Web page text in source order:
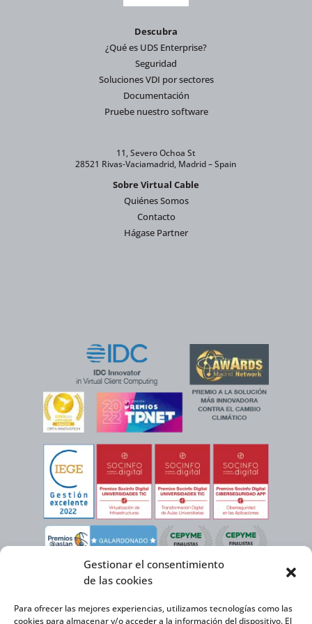
Gestionar el consentimiento
de las cookies
Para ofrecer las mejores experiencias, utilizamos tecnologías como las
cookies para almacenar y/o acceder a la información del dispositivo. El
Descubra
¿Qué es UDS Enterprise?
Seguridad
Soluciones VDI por sectores
Documentación
Pruebe nuestro software
11, Severo Ochoa St
28521 Rivas-Vaciamadrid, Madrid – Spain
Sobre Virtual Cable
Quiénes Somos
Contacto
Hágase Partner